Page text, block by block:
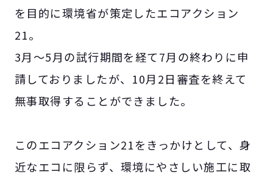
を目的に環境省が策定したエコアクション
21。
3月～5月の試行期間を経て7月の終わりに申
請しておりましたが、10月2日審査を終えて
無事取得することができました。
このエコアクション21をきっかけとして、身
近なエコに限らず、環境にやさしい施工に取